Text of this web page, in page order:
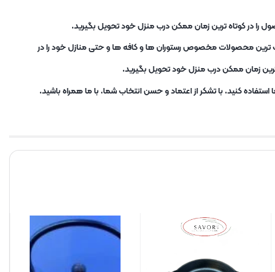
را در کوتاه ترین زمان ممکن درب منزل خود تحویل بگیرید.
ترین محصولات مخصوص رستوران ها و کافه ها و حتی منازل خود را در
زمان ممکن درب منزل خود تحویل بگیرید.
کنید. با تشکر از اعتماد و حسن انتخاب شما. با ما همراه باشید.